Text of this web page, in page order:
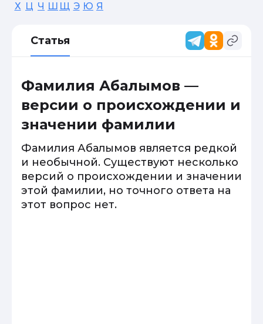
Х Ц Ч Ш Щ Э Ю Я
Статья
Фамилия Абалымов —
версии о происхождении и
значении фамилии
Фамилия Абалымов является редкой
и необычной. Существуют несколько
версий о происхождении и значении
этой фамилии, но точного ответа на
этот вопрос нет.